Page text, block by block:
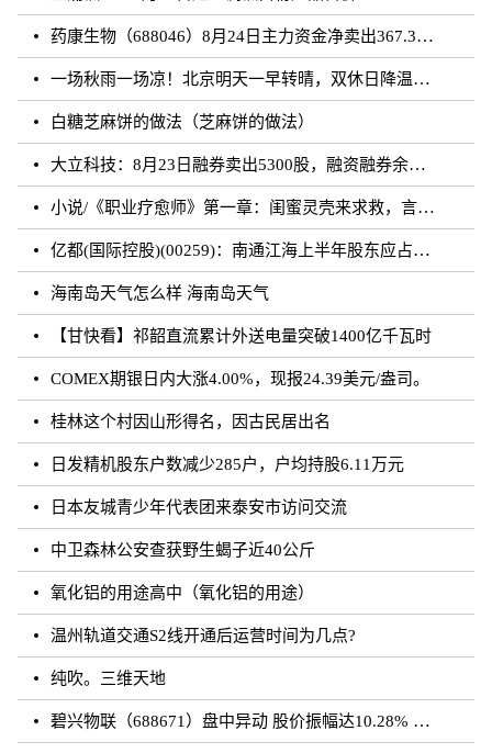
药康生物（688046）8月24日主力资金净卖出367.31万元
一场秋雨一场凉！北京明天一早转晴，双休日降温雨再来
白糖芝麻饼的做法（芝麻饼的做法）
大立科技：8月23日融券卖出5300股，融资融券余额7.64亿元
小说/《职业疗愈师》第一章：闺蜜灵壳来求救，言闻雨对付暗灵
亿都(国际控股)(00259)：南通江海上半年股东应占溢利约3.62亿元 同比增加21.01%
海南岛天气怎么样 海南岛天气
【甘快看】祁韶直流累计外送电量突破1400亿千瓦时
COMEX期银日内大涨4.00%，现报24.39美元/盎司。
桂林这个村因山形得名，因古民居出名
日发精机股东户数减少285户，户均持股6.11万元
日本友城青少年代表团来泰安市访问交流
中卫森林公安查获野生蝎子近40公斤
氧化铝的用途高中（氧化铝的用途）
温州轨道交通S2线开通后运营时间为几点?
纯吹。三维天地
碧兴物联（688671）盘中异动 股价振幅达10.28% 跌7.03% 报55.2元（08-23）